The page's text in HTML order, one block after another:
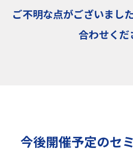
ご不明な点がございまし
合わせくだ
今後開催予定のセ